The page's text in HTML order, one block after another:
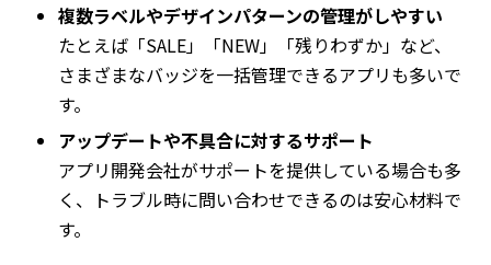
複数ラベルやデザインパターンの管理がしやすい
たとえば「SALE」「NEW」「残りわずか」など、
さまざまなバッジを一括管理できるアプリも多いで
す。
アップデートや不具合に対するサポート
アプリ開発会社がサポートを提供している場合も多
く、トラブル時に問い合わせできるのは安心材料で
す。